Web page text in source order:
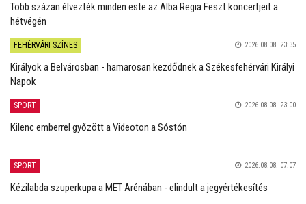
Több százan élvezték minden este az Alba Regia Feszt koncertjeit a
hétvégén
FEHÉRVÁRI SZÍNES 2026.08.08. 23:35
Királyok a Belvárosban - hamarosan kezdődnek a Székesfehérvári Királyi
Napok
SPORT 2026.08.08. 23:00
Kilenc emberrel győzött a Videoton a Sóstón
SPORT 2026.08.08. 07:07
Kézilabda szuperkupa a MET Arénában - elindult a jegyértékesítés